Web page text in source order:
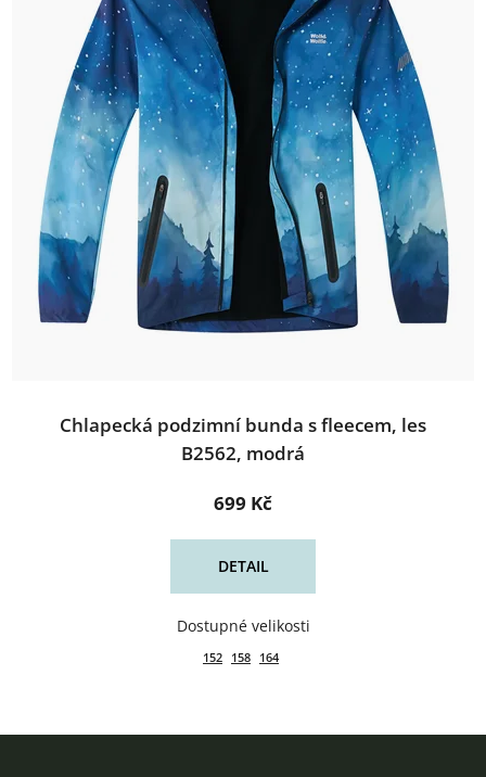
Chlapecká podzimní bunda s fleecem, les
B2562, modrá
699 Kč
DETAIL
152 158 164